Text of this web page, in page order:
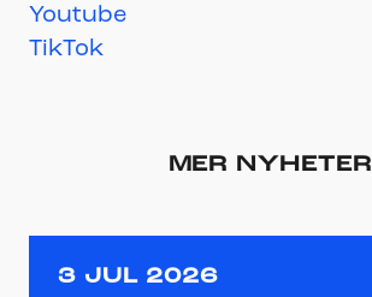
Youtube
TikTok
MER NYHETER
3 JUL 2026